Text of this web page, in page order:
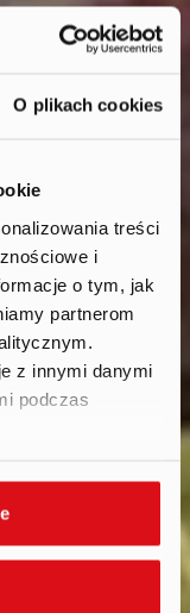
O plikach cookies
treści
i
o tym, jak
partnerom
z innymi danymi
podczas